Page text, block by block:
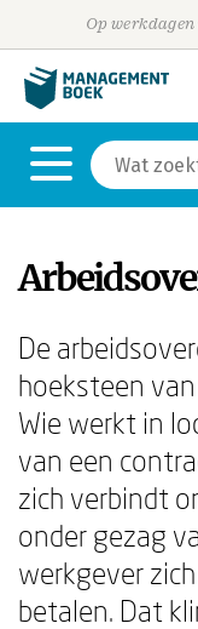
Op
De
hoeksteen
Wie werkt in
van een
zich verbindt
onder gezag
werkgever
betalen. Dat